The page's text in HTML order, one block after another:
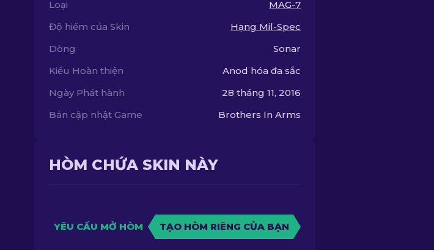
Loại
MAG-7
Độ hiếm của Skin
Hạng Mil-Spec
Dòng
Sonar
Kiểu Hoàn thiện
Anod hóa đa sắc
Ngày Phát hành
28 tháng 11, 2016
Bản cập nhật Game
Brothers In Arms
HÒM CHỨA SKIN NÀY
YÊU CẦU MỞ HÒM TẠO HÒM RIÊNG CỦA BẠN